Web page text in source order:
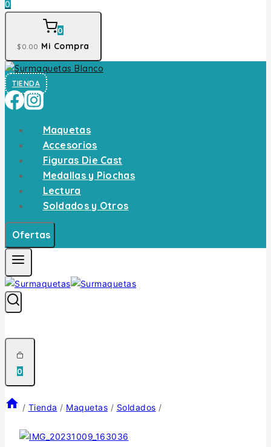
0
0
$0 .00 Mi Compra
TIENDA
Maquetas
Accesorios
Figuras Die Cast
Medallas y Piochas
Lectura
Soldados y Otros
Ofertas
0
/ Tienda / Maquetas / Soldados /